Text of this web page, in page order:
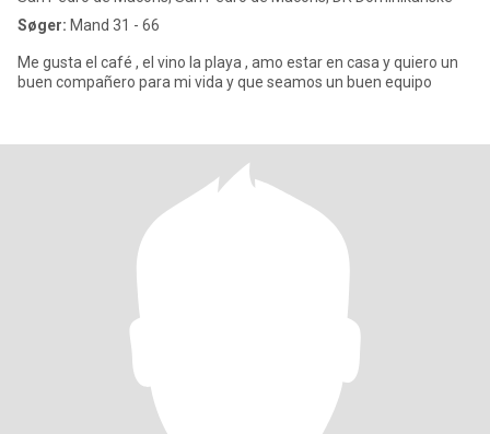
Søger: Mand 31 - 66
Me gusta el café , el vino la playa , amo estar en casa y quiero un
buen compañero para mi vida y que seamos un buen equipo